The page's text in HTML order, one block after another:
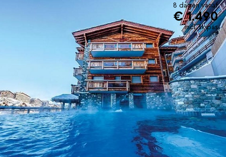
8 dagen vanaf
€ 1.490
incl. skipas